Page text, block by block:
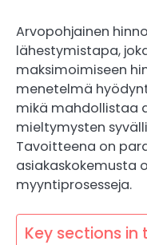
Arvopohjainen
lähestymistapa,
maksimoimiseen
menetelmä
mikä mahdollistaa
mieltymysten
Tavoitteena on
asiakaskokemusta
myyntiprosesseja.
Key sections in